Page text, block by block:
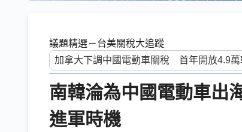
議題精選－台美關稅大追蹤
南韓淪為中國電動車
進軍時機